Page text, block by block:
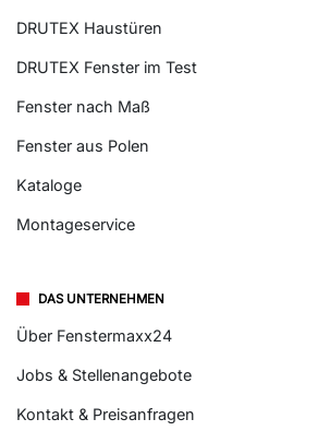
DRUTEX Haustüren
DRUTEX Fenster im Test
Fenster nach Maß
Fenster aus Polen
Kataloge
Montageservice
DAS UNTERNEHMEN
Über Fenstermaxx24
Jobs & Stellenangebote
Kontakt & Preisanfragen